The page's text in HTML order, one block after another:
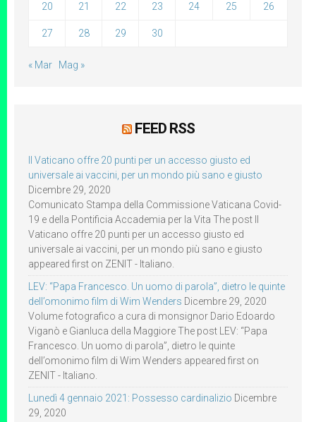
20 21 22 23 24 25 26
27 28 29 30
« Mar Mag »
FEED RSS
Il Vaticano offre 20 punti per un accesso giusto ed
universale ai vaccini, per un mondo più sano e giusto
Dicembre 29, 2020
Comunicato Stampa della Commissione Vaticana Covid-
19 e della Pontificia Accademia per la Vita The post Il
Vaticano offre 20 punti per un accesso giusto ed
universale ai vaccini, per un mondo più sano e giusto
appeared first on ZENIT - Italiano.
LEV: “Papa Francesco. Un uomo di parola”, dietro le quinte
dell’omonimo film di Wim Wenders Dicembre 29, 2020
Volume fotografico a cura di monsignor Dario Edoardo
Viganò e Gianluca della Maggiore The post LEV: “Papa
Francesco. Un uomo di parola”, dietro le quinte
dell’omonimo film di Wim Wenders appeared first on
ZENIT - Italiano.
Lunedì 4 gennaio 2021: Possesso cardinalizio Dicembre
29, 2020